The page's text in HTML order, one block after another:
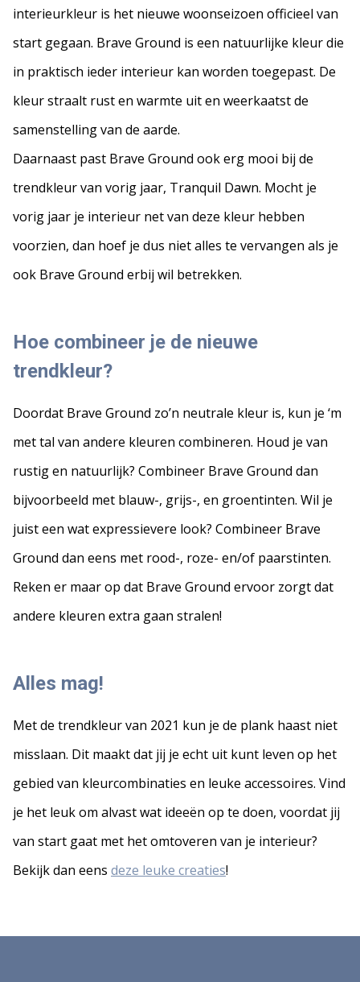
interieurkleur is het nieuwe woonseizoen officieel van
start gegaan. Brave Ground is een natuurlijke kleur die
in praktisch ieder interieur kan worden toegepast. De
kleur straalt rust en warmte uit en weerkaatst de
samenstelling van de aarde.
Daarnaast past Brave Ground ook erg mooi bij de
trendkleur van vorig jaar, Tranquil Dawn. Mocht je
vorig jaar je interieur net van deze kleur hebben
voorzien, dan hoef je dus niet alles te vervangen als je
ook Brave Ground erbij wil betrekken.
Hoe combineer je de nieuwe
trendkleur?
Doordat Brave Ground zo’n neutrale kleur is, kun je ‘m
met tal van andere kleuren combineren. Houd je van
rustig en natuurlijk? Combineer Brave Ground dan
bijvoorbeeld met blauw-, grijs-, en groentinten. Wil je
juist een wat expressievere look? Combineer Brave
Ground dan eens met rood-, roze- en/of paarstinten.
Reken er maar op dat Brave Ground ervoor zorgt dat
andere kleuren extra gaan stralen!
Alles mag!
Met de trendkleur van 2021 kun je de plank haast niet
misslaan. Dit maakt dat jij je echt uit kunt leven op het
gebied van kleurcombinaties en leuke accessoires. Vind
je het leuk om alvast wat ideeën op te doen, voordat jij
van start gaat met het omtoveren van je interieur?
Bekijk dan eens deze leuke creaties!